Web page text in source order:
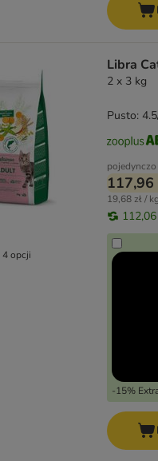
4 opcji
Libra
2 x 3 kg
pojedynczo
117,96
19,68 zł / kg
112,06
-15%
Pusto: